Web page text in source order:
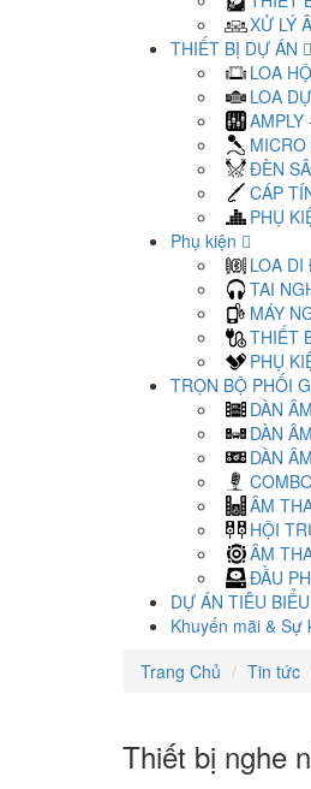
XỬ LÝ
THIẾT BỊ DỰ ÁN
LOA
LOA
AMPLY
ĐÈN
CÁP
PHỤ
Phụ kiện
LOA DI
TAI
MÁY
THIẾT
PHỤ
TRỌN BỘ PHỐI
DÀN
DÀN
DÀN
ÂM
HỘI
ÂM
ĐẦU
DỰ ÁN TIÊU BIỂU
Khuyến mãi & Sự
Trang Chủ
Tin tức
Thiết bị nghe